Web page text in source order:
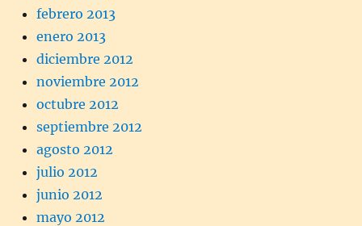
febrero 2013
enero 2013
diciembre 2012
noviembre 2012
octubre 2012
septiembre 2012
agosto 2012
julio 2012
junio 2012
mayo 2012